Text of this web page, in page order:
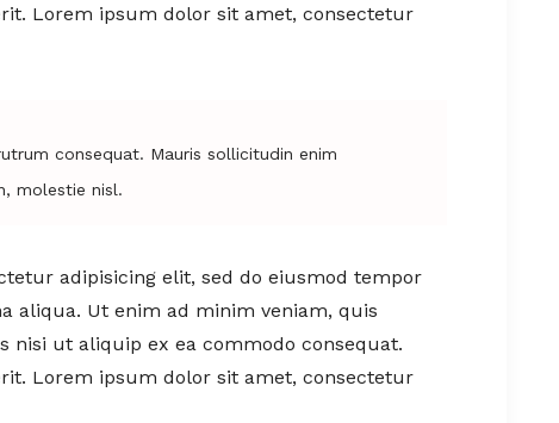
Lorem ipsum dolor sit amet, consectetur
consequat. Mauris sollicitudin enim
molestie nisl.
adipisicing elit, sed do eiusmod tempor
aliqua. Ut enim ad minim veniam, quis
nisi ut aliquip ex ea commodo consequat.
Lorem ipsum dolor sit amet, consectetur